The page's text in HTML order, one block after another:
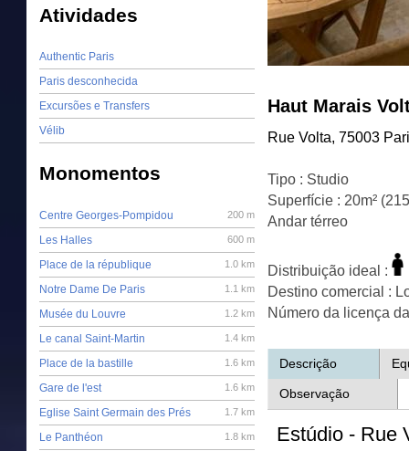
Haut Marais
Rue Volta, 75003
Tipo : Studio
Superfície : 20m²
Andar térreo
Distribuição ideal :
Destino comercial :
Número da licença
Descrição
Observação
Estúdio - Rue
Atividades
Authentic Paris
Paris desconhecida
Excursões e Transfers
Vélib
Monomentos
200 m
Centre Georges-Pompidou
600 m
Les Halles
1.0 km
Place de la république
1.1 km
Notre Dame De Paris
1.2 km
Musée du Louvre
1.4 km
Le canal Saint-Martin
1.6 km
Place de la bastille
1.6 km
Gare de l'est
1.7 km
Eglise Saint Germain des Prés
1.8 km
Le Panthéon